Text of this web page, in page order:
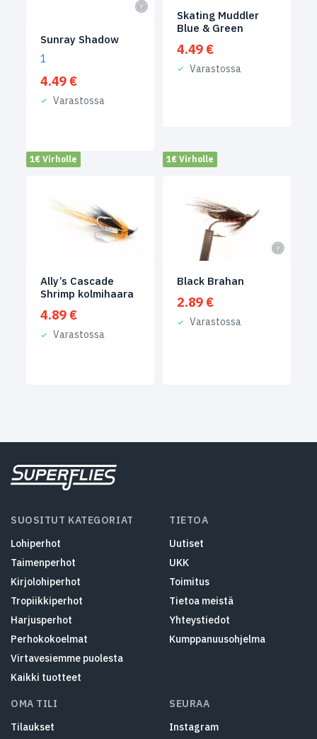
Sunray Shadow
1
4.49 €
Varastossa
Skating Muddler
Blue & Green
4.49 €
Varastossa
1€ Virholle
Ally’s Cascade
Shrimp kolmihaara
4.89 €
Varastossa
1€ Virholle
Black Brahan
2.89 €
Varastossa
SUOSITUT KATEGORIAT
Lohiperhot
Taimenperhot
Kirjolohiperhot
Tropiikkiperhot
Harjusperhot
Perhokokoelmat
Virtavesiemme puolesta
Kaikki tuotteet
TIETOA
Uutiset
UKK
Toimitus
Tietoa meistä
Yhteystiedot
Kumppanuusohjelma
OMA TILI
Tilaukset
SEURAA
Instagram